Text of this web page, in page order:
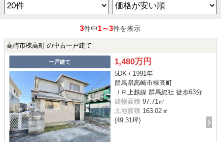
3件中1～3件を表示
高崎市棟高町 の中古一戸建て
一戸建て 1,480万円
5DK / 1991年
群馬県高崎市棟高町
ＪＲ上越線 群馬総社 徒歩63分
建物面積 97.71㎡
土地面積 163.02㎡
(49.31坪)